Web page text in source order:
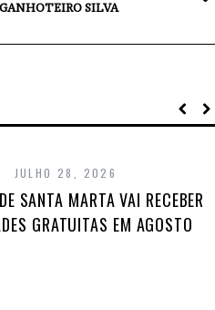
GANHOTEIRO SILVA
JULHO 28, 2026
SANTA MARTA VAI RECEBER
GRATUITAS EM AGOSTO